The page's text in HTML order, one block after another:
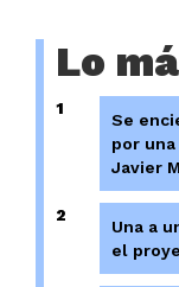
Lo
1
Se
por
Javier
2
Una a
el